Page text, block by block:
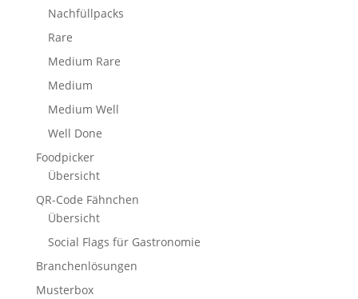
Nachfüllpacks
Rare
Medium Rare
Medium
Medium Well
Well Done
Foodpicker
Übersicht
QR-Code Fähnchen
Übersicht
Social Flags für Gastronomie
Branchenlösungen
Musterbox